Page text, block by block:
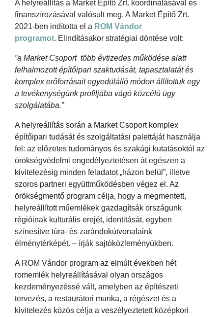
A helyreállítás a Market Építő Zrt. koordinálásával és
finanszírozásával valósult meg. A Market Építő Zrt.
2021-ben indította el a ROM Vándor
programot. Elindításakor stratégiai döntése volt:
”a Market Csoport több évtizedes működése alatt
felhalmozott építőipari szaktudását, tapasztalatát és
komplex erőforrásait egyedülálló módon állítottuk egy
a tevékenységünk profiljába vágó közcélú ügy
szolgálatába.”
A helyreállítás során a Market Csoport komplex
építőipari tudását és szolgáltatási palettáját használja
fel: az előzetes tudományos és szakági kutatásoktól az
örökségvédelmi engedélyeztetésen át egészen a
kivitelezésig minden feladatot „házon belül”, illetve
szoros partneri együttműködésben végez el. Az
örökségmentő program célja, hogy a megmentett,
helyreállított műemlékek gazdagítsák országunk
régióinak kulturális erejét, identitását, egyben
színesítve túra- és zarándokútvonalaink
élménytérképét. – írják sajtóközleményükben.
A ROM Vándor program az elmúlt években hét
romemlék helyreállításával olyan országos
kezdeményezéssé vált, amelyben az építészeti
tervezés, a restaurátori munka, a régészet és a
kivitelezés közös célja a veszélyeztetett középkori